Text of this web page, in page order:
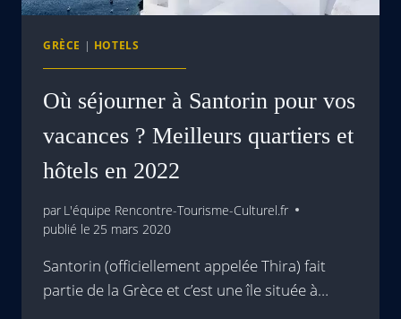
GRÈCE | HOTELS
Où séjourner à Santorin pour vos
vacances ? Meilleurs quartiers et
hôtels en 2022
par L'équipe Rencontre-Tourisme-Culturel.fr
publié le 25 mars 2020
Santorin (officiellement appelée Thira) fait
partie de la Grèce et c’est une île située à…